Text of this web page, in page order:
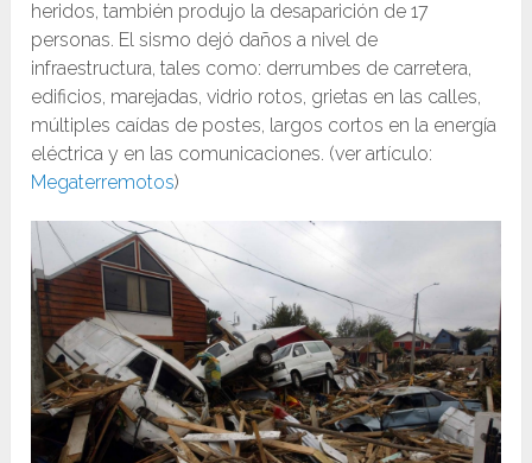
heridos, también produjo la desaparición de 17
personas. El sismo dejó daños a nivel de
infraestructura, tales como: derrumbes de carretera,
edificios, marejadas, vidrio rotos, grietas en las calles,
múltiples caídas de postes, largos cortos en la energía
eléctrica y en las comunicaciones. (ver artículo:
Megaterremotos)